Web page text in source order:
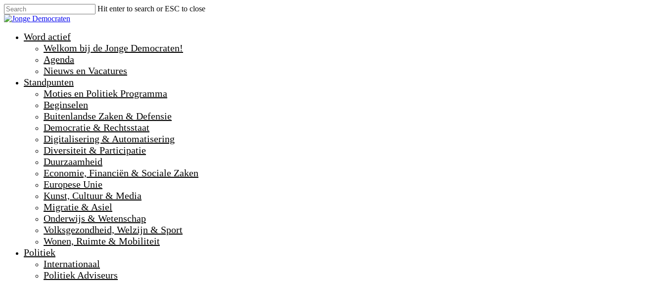
Hit enter to search or ESC to close
Word actief
Welkom bij de Jonge Democraten!
Agenda
Nieuws en Vacatures
Standpunten
Moties en Politiek Programma
Beginselen
Buitenlandse Zaken & Defensie
Democratie & Rechtsstaat
Digitalisering & Automatisering
Diversiteit & Participatie
Duurzaamheid
Economie, Financiën & Sociale Zaken
Europese Unie
Kunst, Cultuur & Media
Migratie & Asiel
Onderwijs & Wetenschap
Volksgezondheid, Welzijn & Sport
Wonen, Ruimte & Mobiliteit
Politiek
Internationaal
Politiek Adviseurs